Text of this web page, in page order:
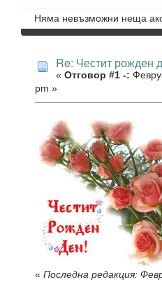
Няма невъзможни неща
Re: Честит рожден
« Отговор #1 -:
pm »
« Последна редакция: